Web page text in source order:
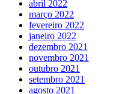
abril 2022
março 2022
fevereiro 2022
janeiro 2022
dezembro 2021
novembro 2021
outubro 2021
setembro 2021
agosto 2021